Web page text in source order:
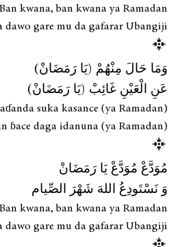
Ban kwana, ban kwana ya Ramadan
dawo gare mu da gafarar Ubangiji
وَمَا حَالَ مِنْهُمْ (يَا رَمَضَانْ)
عَنِ الْعَيْنِ غَائِبْ (يَا رَمَضَانْ)
suka kasance (ya Ramadan)
ɓace daga idanuna (ya Ramadan)
مُوَدَّعْ مُوَدَّعْ يَا رَمَضَانْ
وَ نَسْتَودِعُ اللهَ شَهْرَ الصِّيام
Ban kwana, ban kwana ya Ramadan
dawo gare mu da gafarar Ubangiji